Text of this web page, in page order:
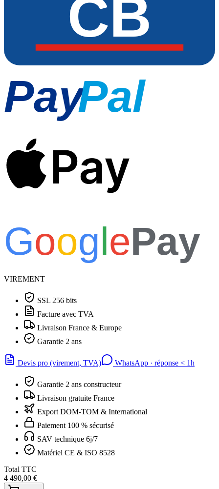
CB
PayPal
Pay
GooglePay
VIREMENT
SSL 256 bits
Facture avec TVA
Livraison France & Europe
Garantie 2 ans
Devis pro (virement, TVA) WhatsApp · réponse < 1h
Garantie 2 ans constructeur
Livraison gratuite France
Export DOM-TOM & International
Paiement 100 % sécurisé
SAV technique 6j/7
Matériel CE & ISO 8528
Total TTC
4 490,00 €